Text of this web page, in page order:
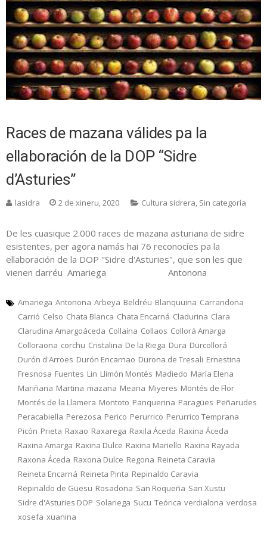
Races de mazana válides pa la
ellaboración de la DOP “Sidre
d’Asturies”
lasidra 2 de xineru, 2020 Cultura sidrera, Sin categoría
De les cuasique 2.000 races de mazana asturiana de sidre
esistentes, per agora namás hai 76 reconocíes pa la
ellaboración de la DOP "Sidre d'Asturies", que son les que
vienen darréu Amariega Antonona
Amariega Antonona Arbeya Beldréu Blanquuina Carrandona
Carrió Celso Chata Blanca Chata Encarná Cladurina Clara
Clarudina Amargoáceda Collaína Collaos Collorá Amarga
Colloraona corchu Cristalina De la Riega Dura Durcollorá
Durón d'Arroes Durón Encarnao Durona de Tresali Ernestina
Fresnosa Fuentes Lin Llimón Montés Madiedo María Elena
Mariñana Martina mazana Meana Miyeres Montés de Flor
Montés de la Llamera Montoto Panquerina Paragües Peñarudes
Peracabiella Perezosa Perico Perurrico Perurrico Temprana
Picón Prieta Raxao Raxarega Raxila Áceda Raxina Áceda
Raxina Amarga Raxina Dulce Raxina Mariello Raxina Rayada
Raxona Áceda Raxona Dulce Regona Reineta Caravia
Reineta Encarná Reineta Pinta Repinaldo Caravia
Repinaldo de Güesu Rosadona San Roqueña San Xustu
Sidre d'Asturies DOP Solariega Sucu Teórica verdialona verdosa
xosefa xuanina